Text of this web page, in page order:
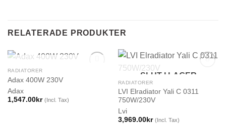
RELATERADE PRODUKTER
SLUT I LAGER
RADIATORER
Adax 400W 230V
Adax
1,547.00kr (Incl. Tax)
SLUT I LAGER
RADIATORER
LVI Elradiator Yali C 0311
750W/230V
Lvi
3,969.00kr (Incl. Tax)